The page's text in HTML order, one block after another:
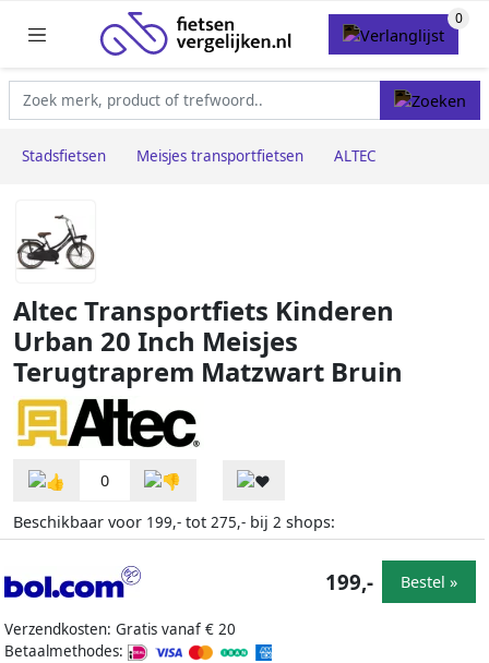
Stadsfietsen Meisjes transportfietsen ALTEC
Altec Transportfiets Kinderen
Urban 20 Inch Meisjes
Terugtraprem Matzwart Bruin
0
Beschikbaar voor 199,- tot 275,- bij 2 shops:
Verzendkosten: Gratis vanaf € 20
Betaalmethodes:
199,- Bestel »